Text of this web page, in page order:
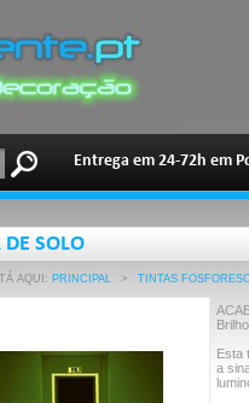
Entrega em 24-72h em
SOLO
AQUI: PRINCIPAL > TINTAS
Esta
a